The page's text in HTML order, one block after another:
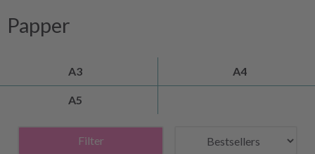
Papper
A3 A4
A5
Filter